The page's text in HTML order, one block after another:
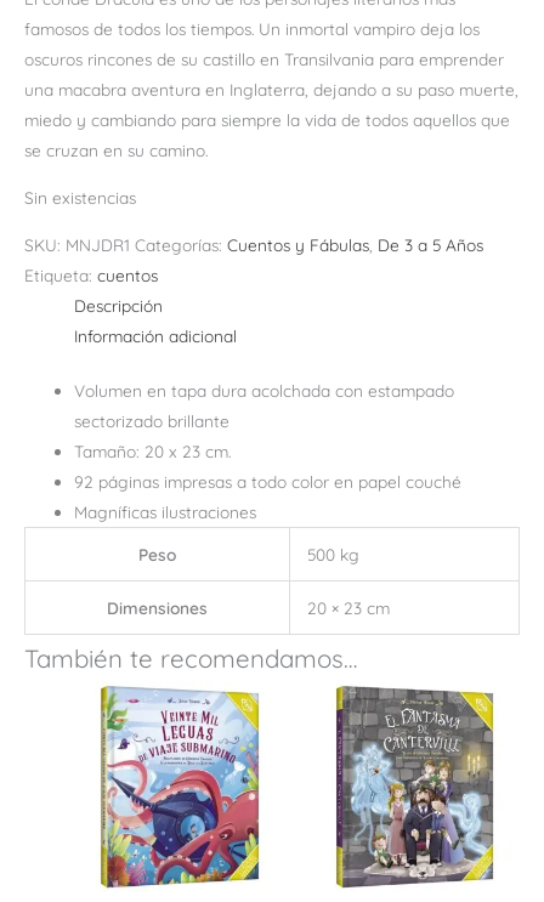
famosos de todos los tiempos. Un inmortal vampiro deja los
oscuros rincones de su castillo en Transilvania para emprender
una macabra aventura en Inglaterra, dejando a su paso muerte,
miedo y cambiando para siempre la vida de todos aquellos que
se cruzan en su camino.
Sin existencias
SKU: MNJDR1 Categorías: Cuentos y Fábulas De 3 a 5 Años
Etiqueta: cuentos
Descripción
Información adicional
Volumen en tapa dura acolchada con estampado
sectorizado brillante
Tamaño: 20 x 23 cm.
92 páginas impresas a todo color en papel couché
Magníficas ilustraciones
Peso 500 kg
Dimensiones 20 × 23 cm
También te recomendamos…